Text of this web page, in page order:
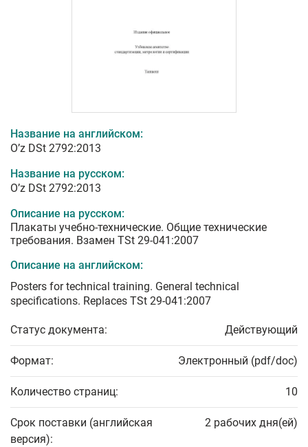
Название на английском:
O’z DSt 2792:2013
Название на русском:
O’z DSt 2792:2013
Описание на русском:
Плакаты учебно-технические. Общие технические
требования. Взамен TSt 29-041:2007
Описание на английском:
Posters for technical training. General technical
specifications. Replaces TSt 29-041:2007
Статус документа: Действующий
Формат: Электронный (pdf/doc)
Количество страниц: 10
Срок поставки (английская
версия):
2 рабочих дня(ей)